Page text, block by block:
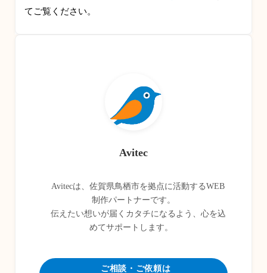
てご覧ください。
Avitec
Avitecは、佐賀県鳥栖市を拠点に活動するWEB
制作パートナーです。
伝えたい想いが届くカタチになるよう、心を込
めてサポートします。
ご相談・ご依頼は